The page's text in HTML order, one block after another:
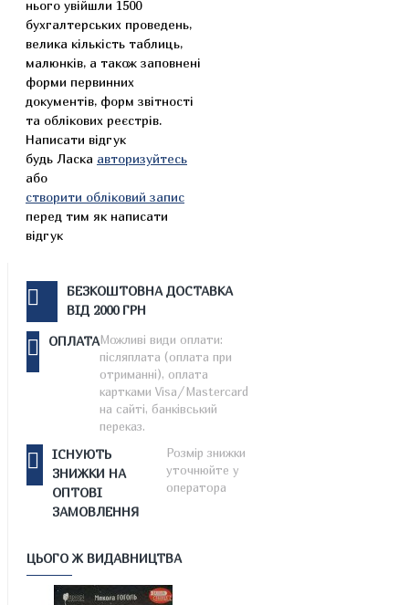
нього увійшли 1500
бухгалтерських проведень,
велика кількість таблиць,
малюнків, а також заповнені
форми первинних
документів, форм звітності
та облікових реєстрів.
Написати відгук
будь Ласка авторизуйтесь
або
створити обліковий запис
перед тим як написати
відгук
БЕЗКОШТОВНА ДОСТАВКА
ВІД 2000 ГРН
ОПЛАТАМожливі види оплати:
післяплата (оплата при
отриманні), оплата
картками Visa/Mastercard
на сайті, банківський
переказ.
ІСНУЮТЬ
ЗНИЖКИ НА
ОПТОВІ
ЗАМОВЛЕННЯ
Розмір знижки
уточнюйте у
оператора
ЦЬОГО Ж ВИДАВНИЦТВА